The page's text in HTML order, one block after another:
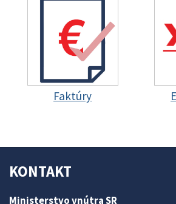
Faktúry
KONTAKT
Ministerstvo vnútra SR